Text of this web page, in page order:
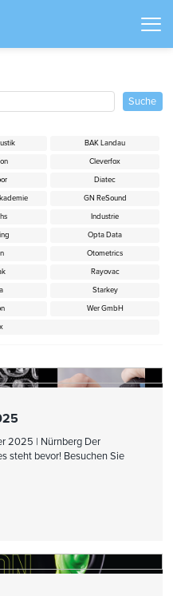
2025 | Nürnberg Der
steht bevor! Besuchen Sie
BAK Landau
Cleverfox
Diatec
GN ReSound
Industrie
Opta Data
Otometrics
Rayovac
Starkey
Wer GmbH